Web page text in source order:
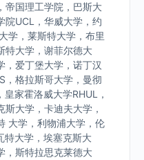
帝国理工学院，巴斯大
院UCL，华威大学，约
学，莱斯特大学，布里
特大学，谢菲尔德大
，爱丁堡大学，诺丁汉
，格拉斯哥大学，曼彻
家霍洛威大学RHUL，
大学，卡迪夫大学，
大学，利物浦大学，伦
特大学，埃塞克斯大
，斯特拉思克莱德大